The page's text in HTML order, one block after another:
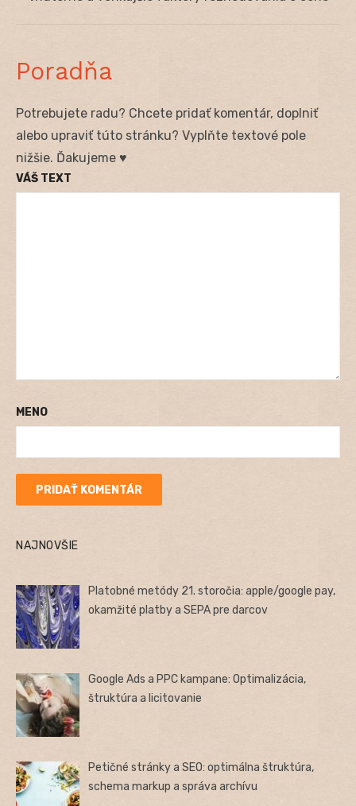
Poradňa
Potrebujete radu? Chcete pridať komentár, doplniť
alebo upraviť túto stránku? Vyplňte textové pole
nižšie. Ďakujeme ♥
VÁŠ TEXT
MENO
NAJNOVŠIE
Platobné metódy 21. storočia: apple/google pay,
okamžité platby a SEPA pre darcov
Google Ads a PPC kampane: Optimalizácia,
štruktúra a licitovanie
Petičné stránky a SEO: optimálna štruktúra,
schema markup a správa archívu